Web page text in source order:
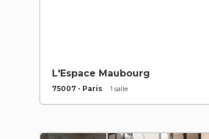
L'Espace Maubourg
75007 - Paris 1 salle